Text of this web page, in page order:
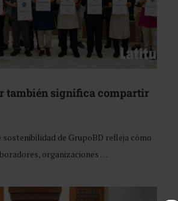
también significa compartir
de GrupoBD refleja cómo
organizaciones …